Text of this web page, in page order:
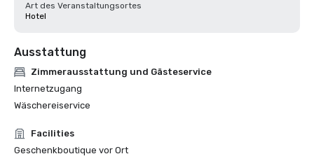
Art des Veranstaltungsortes
Hotel
Ausstattung
Zimmerausstattung und Gästeservice
Internetzugang
Wäschereiservice
Facilities
Geschenkboutique vor Ort